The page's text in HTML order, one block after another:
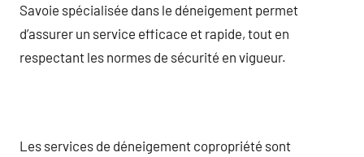
Savoie spécialisée dans le déneigement permet
d’assurer un service efficace et rapide, tout en
respectant les normes de sécurité en vigueur.
Les services de déneigement copropriété sont